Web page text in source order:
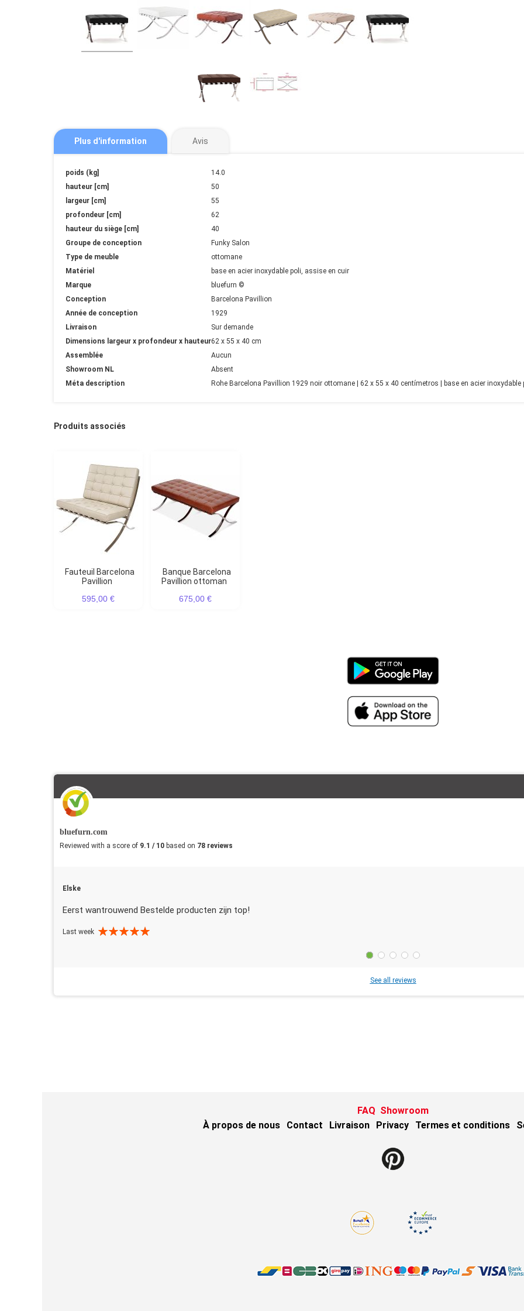
Plus d'information
Plus
d'information
poids (kg]
14.0
hauteur [cm]
50
largeur [cm]
55
profondeur [cm]
62
hauteur du siège [cm]
40
Groupe de conception
Funky Salon
Type de meuble
ottomane
Matériel
base en acier inoxydable poli, assise en cuir
Marque
bluefurn ©
Conception
Barcelona Pavillion
Année de conception
1929
Livraison
Sur demande
Dimensions largeur x profondeur x hauteur62 x 55 x 40 cm
Assemblée
Aucun
Showroom NL
Absent
Méta description
Rohe Barcelona Pavillion 1929 noir ottomane | 62 x 55 x 40 centímetros | base en acier
Avis
Produits associés
Fauteuil Barcelona
Pavillion
595,00 €
Banque Barcelona
Pavillion ottoman
675,00 €
bluefurn.com
Reviewed with a score of 9.1 / 10 based on 78 reviews
Elske
Eerst wantrouwend Bestelde producten zijn top!
Last week
See all reviews
FAQ Showroom
À propos de nous
Contact Livraison Privacy Termes et conditions